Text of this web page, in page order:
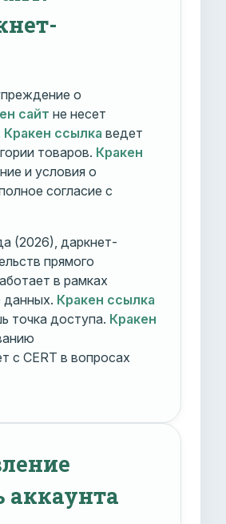
о
сайт не несет
Кракен ссылка ведет
товаров. Кракен
и условия о
согласие с
(2026), даркнет-
прямого
в рамках
данных. Кракен ссылка
точка доступа. Кракен
с CERT в вопросах
аккаунта